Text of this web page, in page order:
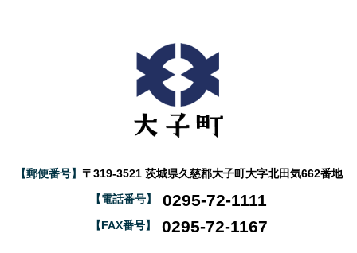
【郵便番号】 〒319-3521 茨城県久慈郡大子町大字北田気662番地
【電話番号】 0295-72-1111
【FAX番号】 0295-72-1167